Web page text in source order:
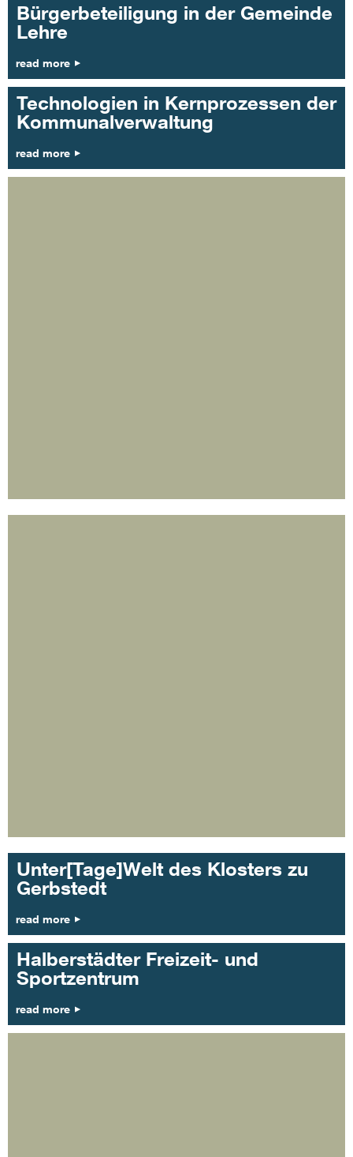
Bürgerbeteiligung in der Gemeinde
Lehre
read more
Technologien in Kernprozessen der
Kommunalverwaltung
read more
Unter[Tage]Welt des Klosters zu
Gerbstedt
read more
Halberstädter Freizeit- und
Sportzentrum
read more